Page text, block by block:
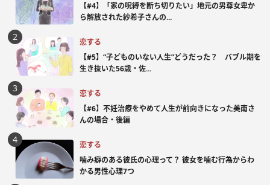
【#4】「家の呪縛を断ち切りたい」地元の男尊女卑か
ら解放された紗希子さんの...
恋する
【#5】“子どものいない人生”どうだった？ バブル期を
生き抜いた56歳・佐...
恋する
【#6】不妊治療をやめて人生が前向きになった美南さ
んの場合・後編
恋する
噛み癖のある彼氏の心理って？ 彼女を噛む行為からわ
かる男性心理7つ